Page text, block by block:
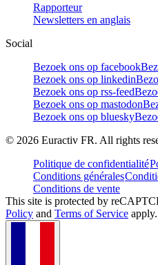
Rapporteur
Newsletters en anglais
Social
Bezoek ons op facebook
Bezoek ons op linkedin
Bezoek ons op rss-feed
Bezoek ons op mastodon
Bezoek ons op bluesky
© 2026 Euractiv FR. All rights
Politique de confidentialité
Conditions générales
Conditions de vente
This site is protected by
Policy and Terms of Service apply.